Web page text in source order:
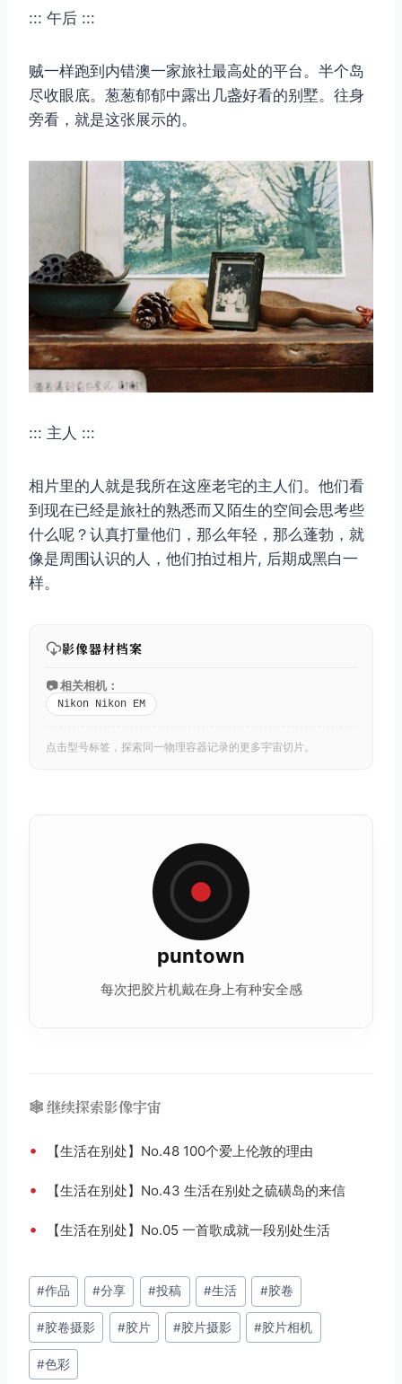
::: 午后 :::
贼一样跑到内错澳一家旅社最高处的平台。半个岛
尽收眼底。葱葱郁郁中露出几盏好看的别墅。往身
旁看，就是这张展示的。
::: 主人 :::
相片里的人就是我所在这座老宅的主人们。他们看
到现在已经是旅社的熟悉而又陌生的空间会思考些
什么呢？认真打量他们，那么年轻，那么蓬勃，就
像是周围认识的人，他们拍过相片, 后期成黑白一
样。
影像器材档案
📷 相关相机：
Nikon Nikon EM
点击型号标签，探索同一物理容器记录的更多宇宙切片。
puntown
每次把胶片机戴在身上有种安全感
🕸️ 继续探索影像宇宙
• 【生活在别处】No.48 100个爱上伦敦的理由
• 【生活在别处】No.43 生活在别处之硫磺岛的来信
• 【生活在别处】No.05 一首歌成就一段别处生活
文
章
标
签：
#作品 #分享 #投稿 #生活 #胶卷
#胶卷摄影 #胶片 #胶片摄影 #胶片相机
#色彩